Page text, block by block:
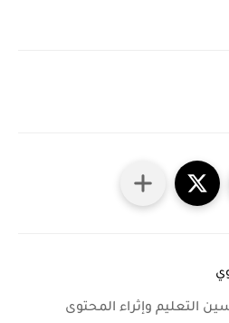
التعليم وإثراء المحتوى